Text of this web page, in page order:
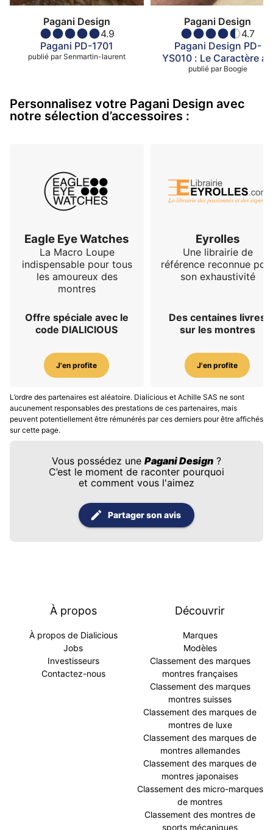
Pagani Design
4.9
Pagani PD-1701
publié par Senmartin-laurent
Pagani Design
4.7
Pagani Design PD-
YS010 : Le Caractère au
Poignet
publié par Boogie
Personnalisez votre Pagani Design avec
notre sélection d’accessoires :
Eagle Eye Watches
La Macro Loupe
indispensable pour tous
les amoureux des
montres
Offre spéciale avec le
code DIALICIOUS
J'en profite
Eyrolles
Une librairie de
référence reconnue
son exhaustivité
Des centaines livres
sur les montres
J'en profite
L’ordre des partenaires est aléatoire. Dialicious et Achille SAS ne sont
aucunement responsables des prestations de ces partenaires, mais
peuvent potentiellement être rémunérés par ces derniers pour être affichés
sur cette page.
Vous possédez une Pagani Design?
C’est le moment de raconter pourquoi
et comment vous l'aimez
Partager son avis
À propos
À propos de Dialicious
Jobs
Investisseurs
Contactez-nous
Découvrir
Marques
Modèles
Classement des marques
montres françaises
Classement des marques
montres suisses
Classement des marques de
montres de luxe
Classement des marques de
montres allemandes
Classement des marques de
montres japonaises
Classement des micro-marques
de montres
Classement des montres de
sports mécaniques